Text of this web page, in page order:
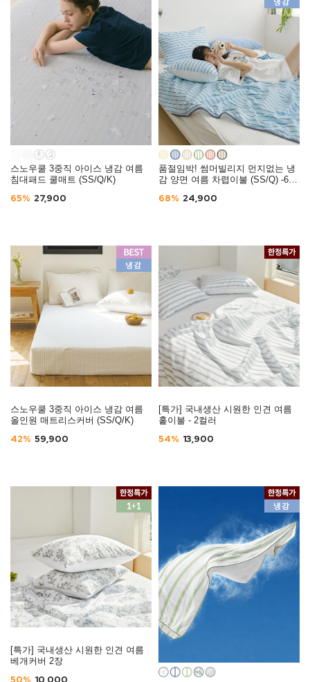
스노우쿨 3중직 아이스 냉감 여름
침대패드 쿨매트 (SS/Q/K)
65% 27,900
품절임박! 썸머빌리지 먼지없는 냉
감 양면 여름 차렵이불 (SS/Q) -6컬
68% 24,900
스노우쿨 3중직 아이스 냉감 여름
올인원 매트리스커버 (SS/Q/K)
42% 59,900
[특가] 국내생산 시원한 인견 여름
홑이불 - 2컬러
54% 13,900
[특가] 국내생산 시원한 인견 여름
베개커버 2장
50% 10,000